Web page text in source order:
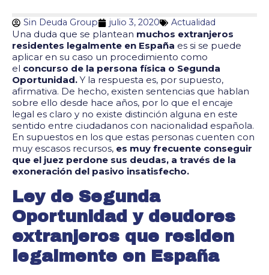
Sin Deuda Group julio 3, 2020 Actualidad
Una duda que se plantean muchos extranjeros
residentes legalmente en España es si se puede
aplicar en su caso un procedimiento como
el concurso de la persona física o Segunda
Oportunidad. Y la respuesta es, por supuesto,
afirmativa. De hecho, existen sentencias que hablan
sobre ello desde hace años, por lo que el encaje
legal es claro y no existe distinción alguna en este
sentido entre ciudadanos con nacionalidad española.
En supuestos en los que estas personas cuenten con
muy escasos recursos, es muy frecuente conseguir
que el juez perdone sus deudas, a través de la
exoneración del pasivo insatisfecho.
Ley de Segunda
Oportunidad y deudores
extranjeros que residen
legalmente en España